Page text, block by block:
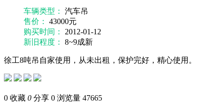
车辆类型：
汽车吊
售价：
43000元
购买时间：
2012-01-12
新旧程度：
8~9成新
徐工8吨吊自家使用，从未出租，保护完好，精心使用。
0 收藏 0 分享 0 浏览量 47665